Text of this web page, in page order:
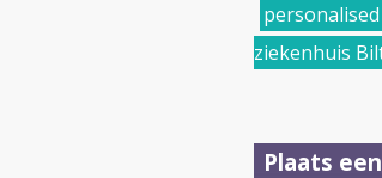
ziekenhuis
Plaats